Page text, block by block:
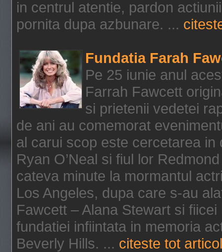
in centrul atentie, pardon
pornita dupa azbunare. ...
Fundatia Farah
Pe 25 iunie anul
Farrah Fawcett
si prietenii vedetei
de ani au comemorat
al carui scop este cercetarea
Ryan O’Neal si fiul lor
cateva minute la mormantul
Los Angeles, dupa care s-au
Fawcett – Alana Stewart si fiicei
fundatiei infiintata in memoria
Beverly Hills. ... citeste tot